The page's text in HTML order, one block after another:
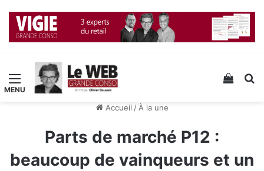
Menu Voir
Accueil / À la une
Parts de marché P12 :
beaucoup de vainqueurs et un